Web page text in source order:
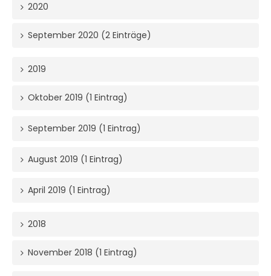
2020
September 2020 (2 Einträge)
2019
Oktober 2019 (1 Eintrag)
September 2019 (1 Eintrag)
August 2019 (1 Eintrag)
April 2019 (1 Eintrag)
2018
November 2018 (1 Eintrag)